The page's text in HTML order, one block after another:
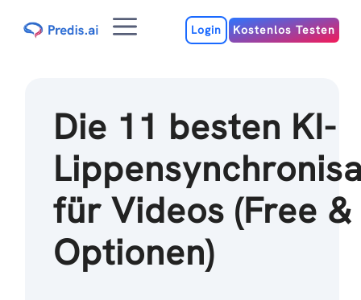
Inhalt
MenuLogin Kostenlos Testen
Die 11 besten KI-
für Videos (Free
Optionen)